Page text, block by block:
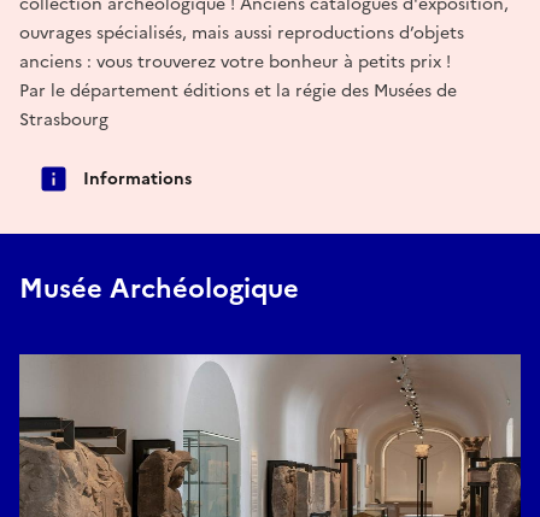
ouvrages spécialisés, mais aussi reproductions d’objets
anciens : vous trouverez votre bonheur à petits prix !
Par le département éditions et la régie des Musées de
Strasbourg
Informations
Musée Archéologique